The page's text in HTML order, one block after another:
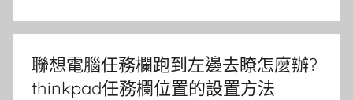
聯想電腦任務欄跑到左邊去瞭怎麼辦?
thinkpad任務欄位置的設置方法